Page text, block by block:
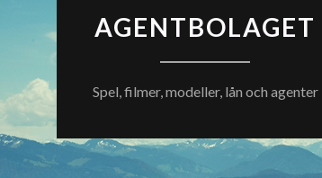
AGENTBOLAGET
Spel, filmer, modeller, lån och agenter